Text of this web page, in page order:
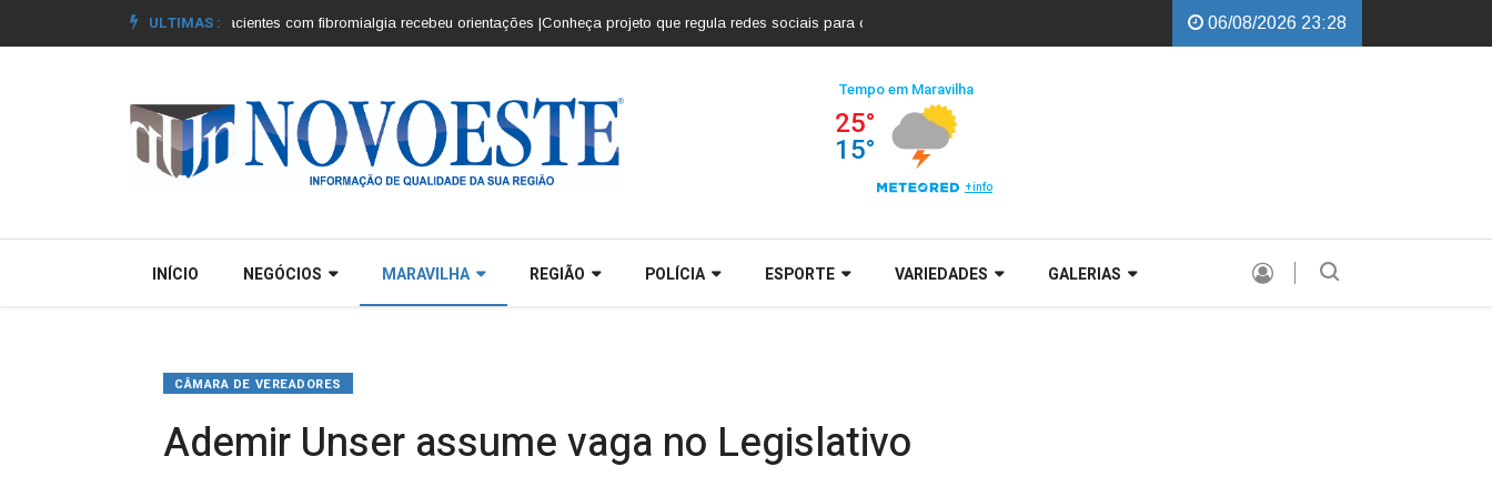
ULTIMAS :
Grupo de pacientes com fibromialgia recebeu orientações |Conheça projeto que regula redes sociais para crianças e adolescentes | Cobalchini garante instalação de Comissão Especial para avaliar a
06/08/2026 23:28
INÍCIO NEGÓCIOS MARAVILHA REGIÃO POLÍCIA ESPORTE VARIEDADES GALERIAS
CÂMARA DE VEREADORES
Ademir Unser assume vaga no Legislativo